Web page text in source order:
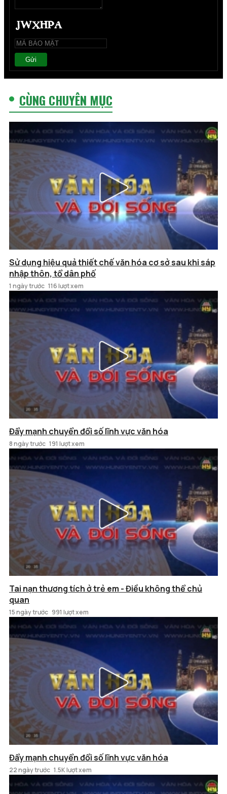
Gửi
CÙNG CHUYÊN MỤC
Sử dụng hiệu quả thiết chế văn hóa cơ sở sau khi sáp
nhập thôn, tổ dân phố
1 ngày trước 116 lượt xem
Đẩy mạnh chuyển đổi số lĩnh vực văn hóa
8 ngày trước 191 lượt xem
Tai nạn thương tích ở trẻ em - Điều không thể chủ
quan
15 ngày trước 991 lượt xem
Đẩy mạnh chuyển đổi số lĩnh vực văn hóa
22 ngày trước 1.5K lượt xem